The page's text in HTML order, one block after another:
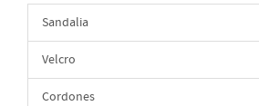
Sandalia
Velcro
Cordones